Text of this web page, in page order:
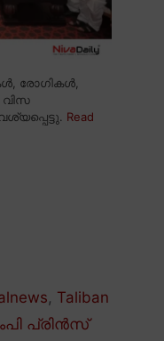
രോഗികൾ,
വിസ
Read
, Taliban
പ്രിൻസ്